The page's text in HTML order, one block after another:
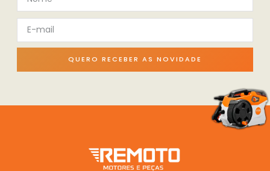
QUERO RECEBER AS NOVIDADE